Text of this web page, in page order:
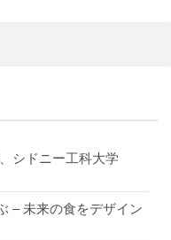
シドニー工科大学
– 未来の食をデザイン